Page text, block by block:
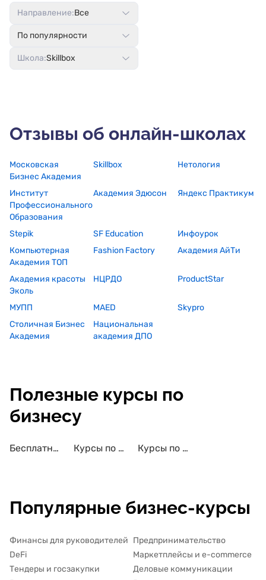
Направление:Все
По популярности
Школа:Skillbox
Отзывы об онлайн-школах
Московская
Бизнес Академия
Skillbox Нетология
Институт
Профессионального
Образования
Академия Эдюсон Яндекс Практикум
Stepik SF Education
Инфоурок
Компьютерная
Академия ТОП
Fashion Factory Академия АйТи
Академия красоты
Эколь
НЦРДО ProductStar
МУПП MAED
Skypro
Столичная Бизнес
Академия
Национальная
академия ДПО
Полезные курсы по
бизнесу
Бесплатные курсы по бизнесу Курсы по бизнесу с трудоустройством Курсы по бизнесу с сертификатом
Популярные бизнес-курсы
Финансы для руководителей
DeFi
Тендеры и госзакупки
Предпринимательство
Маркетплейсы и e-commerce
Деловые коммуникации